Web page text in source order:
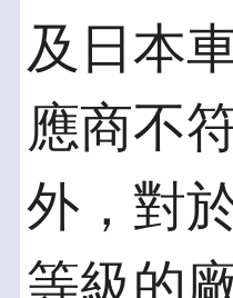
及日本
應商不
外，對
等級的